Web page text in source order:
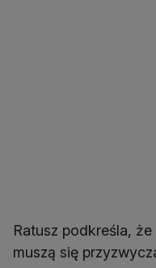
Ratusz podkreśla,
muszą się